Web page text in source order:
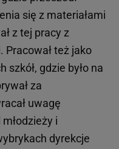
się z materiałami
z tej pracy z
Pracował też jako
gdzie było na
za
uwagę
i
dyrekcje